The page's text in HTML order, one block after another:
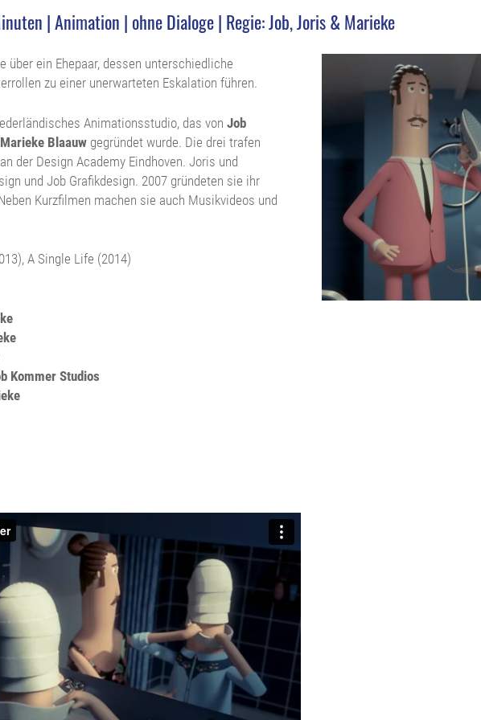
| Animation | ohne Dialoge | Regie: Job, Joris & Marieke
über ein Ehepaar, dessen unterschiedliche
zu einer unerwarteten Eskalation führen.
Animationsstudio, das von Job
Marieke Blaauw gegründet wurde. Die drei trafen
der Design Academy Eindhoven. Joris und
und Job Grafikdesign. 2007 gründeten sie ihr
Kurzfilmen machen sie auch Musikvideos und
A Single Life (2014)
Kommer Studios